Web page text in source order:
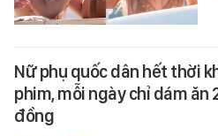
Nữ phụ quốc dân hết thời
phim, mỗi ngày chỉ dám ăn
đồng